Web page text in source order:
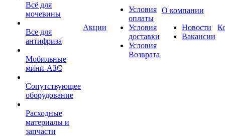
Всё для
мочевины
Все для
антифриза
Мобильные
мини-АЗС
Сопутствующее
оборудование
Расходные
материалы и
запчасти
Акции
Условия
оплаты
Условия
доставки
Условия
Возврата
О компании
Новости
Вакансии